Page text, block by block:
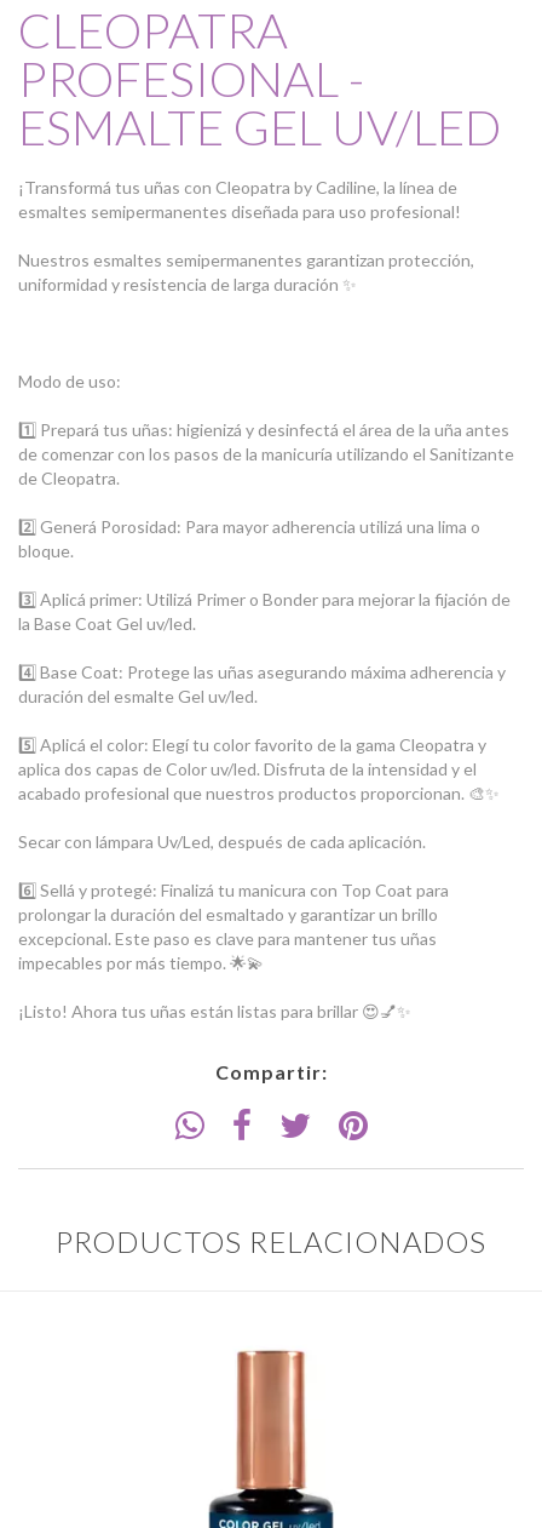
CLEOPATRA
PROFESIONAL -
ESMALTE GEL UV/LED
¡Transformá tus uñas con Cleopatra by Cadiline, la línea de
esmaltes semipermanentes diseñada para uso profesional!
Nuestros esmaltes semipermanentes garantizan protección,
uniformidad y resistencia de larga duración ✨
Modo de uso:
1️⃣ Prepará tus uñas: higienizá y desinfectá el área de la uña antes
de comenzar con los pasos de la manicuría utilizando el Sanitizante
de Cleopatra.
2️⃣ Generá Porosidad: Para mayor adherencia utilizá una lima o
bloque.
3️⃣ Aplicá primer: Utilizá Primer o Bonder para mejorar la fijación de
la Base Coat Gel uv/led.
4️⃣ Base Coat: Protege las uñas asegurando máxima adherencia y
duración del esmalte Gel uv/led.
5️⃣ Aplicá el color: Elegí tu color favorito de la gama Cleopatra y
aplica dos capas de Color uv/led. Disfruta de la intensidad y el
acabado profesional que nuestros productos proporcionan. 🎨✨
Secar con lámpara Uv/Led, después de cada aplicación.
6️⃣ Sellá y protegé: Finalizá tu manicura con Top Coat para
prolongar la duración del esmaltado y garantizar un brillo
excepcional. Este paso es clave para mantener tus uñas
impecables por más tiempo. 🌟💫
¡Listo! Ahora tus uñas están listas para brillar 😍💅✨
Compartir:
PRODUCTOS RELACIONADOS